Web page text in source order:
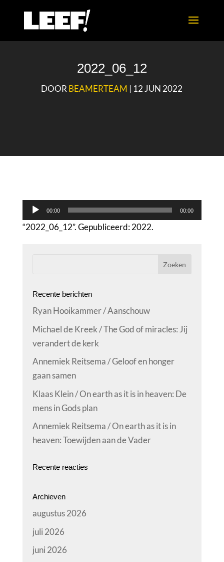
2022_06_12
DOOR BEAMERTEAM | 12 JUN 2022
Audiospeler
00:00 00:00
“2022_06_12”. Gepubliceerd: 2022.
Recente berichten
Ryan Hooikammer / Aanschouw
Michael de Kreek / The God of miracles: Jij
verandert de kerk
Annemiek Reitsema / Geloof en honger
gaan samen
Klaas Klein / On earth as it is in heaven: De
mens in Gods plan
Annemiek Reitsema / On earth as it is in
heaven: Toewijden aan de Vader
Recente reacties
Archieven
augustus 2026
juli 2026
juni 2026